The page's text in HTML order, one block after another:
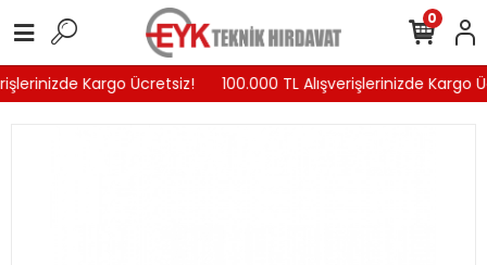
Kargo Ücretsiz! 100.000 TL Alışverişlerinizde Kargo
0